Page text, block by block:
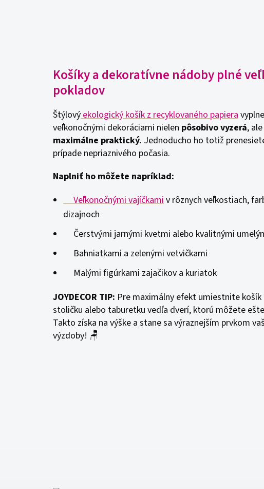
Košíky a dekoratívne nádoby plné
pokladov
Štýlovýekologický košík z recyklovaného papiera
veľkonočnými dekoráciami nielen pôsobivo vyzerá,
maximálne praktický. Jednoducho ho totiž
prípade nepriaznivého počasia.
Naplniť ho môžete napríklad:
Veľkonočnými vajíčkamiv rôznych veľkostiach,
dizajnoch
Čerstvými jarnými kvetmi alebo kvalitnými
Bahniatkami a zelenými vetvičkami
Malými figúrkami zajačikov a kuriatok
JOYDECOR TIP: Pre maximálny efekt umiestnite košík
stoličku alebo taburetku vedľa dverí, ktorú môžete
Takto získa na výške a stane sa výraznejším prvkom
výzdoby! 🪑